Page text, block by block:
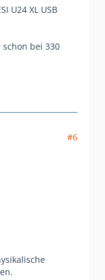
U24 XL USB
schon bei 330
#6